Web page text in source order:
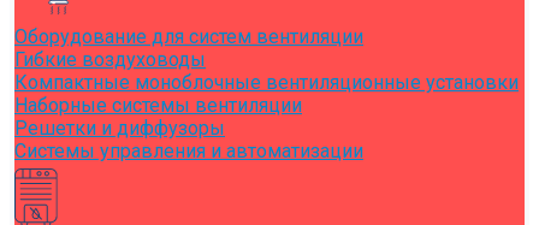
Оборудование для систем вентиляции
Гибкие воздуховоды
Компактные моноблочные вентиляционные установки
Наборные системы вентиляции
Решетки и диффузоры
Системы управления и автоматизации